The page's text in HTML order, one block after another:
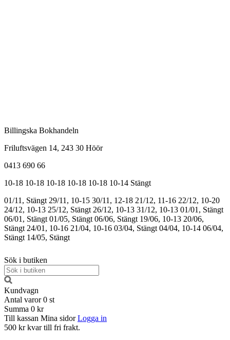
Billingska Bokhandeln
Friluftsvägen 14, 243 30 Höör
0413 690 66
10-18 10-18 10-18 10-18 10-18 10-14 Stängt
01/11, Stängt 29/11, 10-15 30/11, 12-18 21/12, 11-16 22/12, 10-20
24/12, 10-13 25/12, Stängt 26/12, 10-13 31/12, 10-13 01/01, Stängt
06/01, Stängt 01/05, Stängt 06/06, Stängt 19/06, 10-13 20/06,
Stängt 24/01, 10-16 21/04, 10-16 03/04, Stängt 04/04, 10-14 06/04,
Stängt 14/05, Stängt
Sök i butiken
Kundvagn
Antal varor 0 st
Summa 0 kr
Till kassan Mina sidor Logga in
500 kr kvar till fri frakt.